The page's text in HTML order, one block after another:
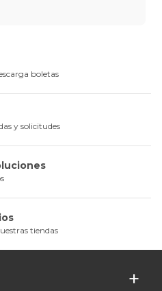
boletas
y solicitudes
tiendas